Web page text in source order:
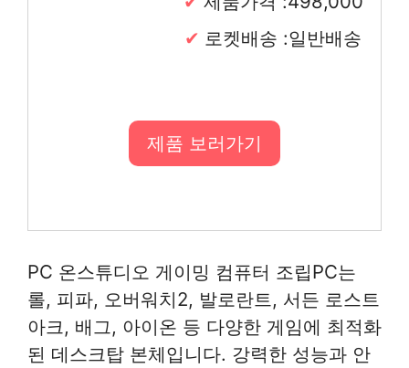
로켓배송 :일반배송
제품 보러가기
PC 온스튜디오 게이밍 컴퓨터 조립PC는
롤, 피파, 오버워치2, 발로란트, 서든 로스트
아크, 배그, 아이온 등 다양한 게임에 최적화
된 데스크탑 본체입니다. 강력한 성능과 안